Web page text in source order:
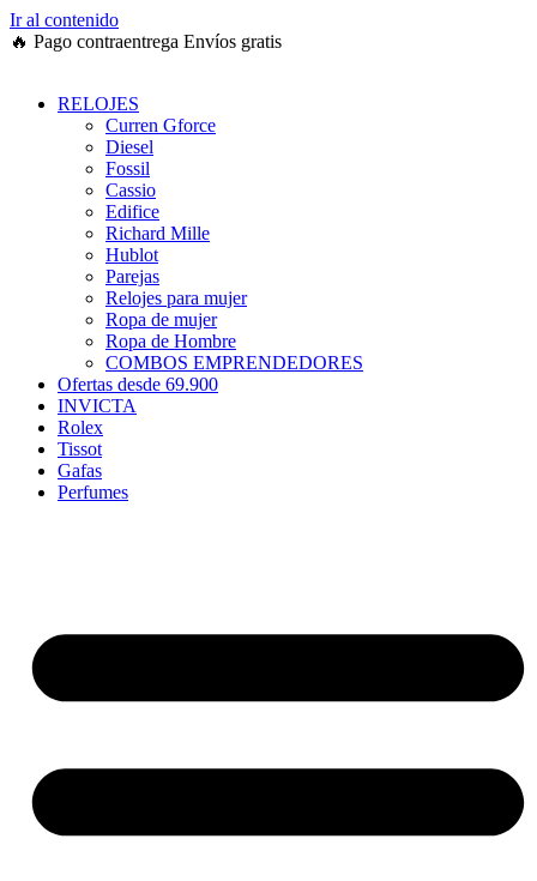
Ir al contenido
🔥 Pago contraentrega Envíos gratis
RELOJES
Curren Gforce
Diesel
Fossil
Cassio
Edifice
Richard Mille
Hublot
Parejas
Relojes para mujer
Ropa de mujer
Ropa de Hombre
COMBOS EMPRENDEDORES
Ofertas desde 69.900
INVICTA
Rolex
Tissot
Gafas
Perfumes